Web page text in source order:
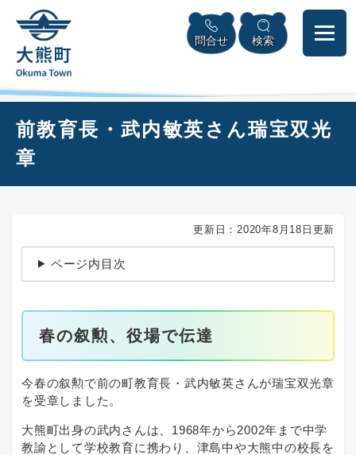
頭
メニューを飛ばして本文へ
問合せ 検索
前教育長・武内敏英さん瑞宝双光
章
更新日：2020年8月18日更新
ページ内目次
春の叙勲、役場で伝達
今春の叙勲で前の町教育長・武内敏英さんが瑞宝双光章
を受章しました。
大熊町出身の武内さんは、1968年から2002年まで中学
教諭として学校教育に携わり、津島中や大熊中の校長を